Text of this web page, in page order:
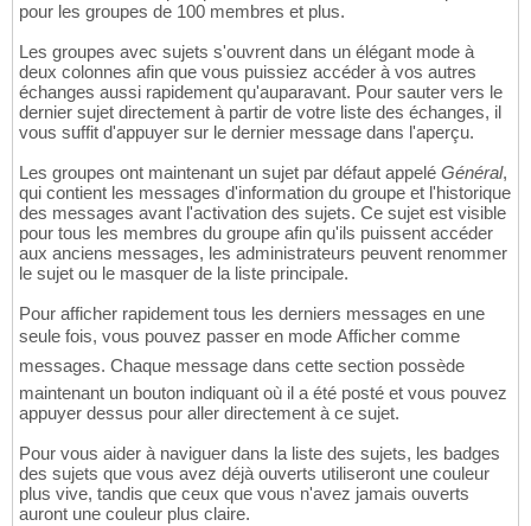
pour les groupes de 100 membres et plus.
Les groupes avec sujets s'ouvrent dans un élégant mode à
deux colonnes afin que vous puissiez accéder à vos autres
échanges aussi rapidement qu'auparavant. Pour sauter vers le
dernier sujet directement à partir de votre liste des échanges, il
vous suffit d'appuyer sur le dernier message dans l'aperçu.
Les groupes ont maintenant un sujet par défaut appelé Général,
qui contient les messages d'information du groupe et l'historique
des messages avant l'activation des sujets. Ce sujet est visible
pour tous les membres du groupe afin qu'ils puissent accéder
aux anciens messages, les administrateurs peuvent renommer
le sujet ou le masquer de la liste principale.
Pour afficher rapidement tous les derniers messages en une
seule fois, vous pouvez passer en mode Afficher comme
messages. Chaque message dans cette section possède
maintenant un bouton indiquant où il a été posté et vous pouvez
appuyer dessus pour aller directement à ce sujet.
Pour vous aider à naviguer dans la liste des sujets, les badges
des sujets que vous avez déjà ouverts utiliseront une couleur
plus vive, tandis que ceux que vous n'avez jamais ouverts
auront une couleur plus claire.